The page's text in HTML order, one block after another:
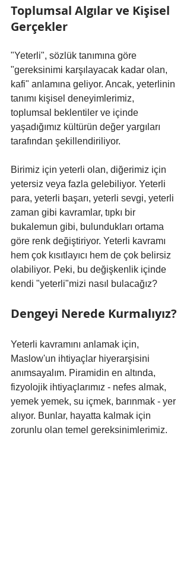
Toplumsal Algılar ve Kişisel
Gerçekler
"Yeterli", sözlük tanımına göre
"gereksinimi karşılayacak kadar olan,
kafi" anlamına geliyor. Ancak, yeterlinin
tanımı kişisel deneyimlerimiz,
toplumsal beklentiler ve içinde
yaşadığımız kültürün değer yargıları
tarafından şekillendiriliyor.
Birimiz için yeterli olan, diğerimiz için
yetersiz veya fazla gelebiliyor. Yeterli
para, yeterli başarı, yeterli sevgi, yeterli
zaman gibi kavramlar, tıpkı bir
bukalemun gibi, bulundukları ortama
göre renk değiştiriyor. Yeterli kavramı
hem çok kısıtlayıcı hem de çok belirsiz
olabiliyor. Peki, bu değişkenlik içinde
kendi "yeterli"mizi nasıl bulacağız?
Dengeyi Nerede Kurmalıyız?
Yeterli kavramını anlamak için,
Maslow'un ihtiyaçlar hiyerarşisini
anımsayalım. Piramidin en altında,
fizyolojik ihtiyaçlarımız - nefes almak,
yemek yemek, su içmek, barınmak - yer
alıyor. Bunlar, hayatta kalmak için
zorunlu olan temel gereksinimlerimiz.